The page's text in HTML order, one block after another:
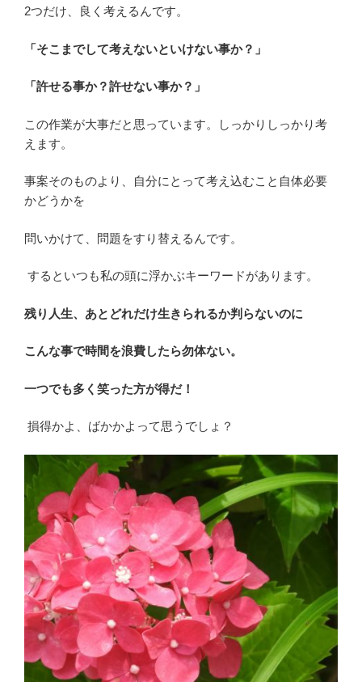
2つだけ、良く考えるんです。
「そこまでして考えないといけない事か？」
「許せる事か？許せない事か？」
この作業が大事だと思っています。しっかりしっかり考
えます。
事案そのものより、自分にとって考え込むこと自体必要
かどうかを
問いかけて、問題をすり替えるんです。
するといつも私の頭に浮かぶキーワードがあります。
残り人生、あとどれだけ生きられるか判らないのに
こんな事で時間を浪費したら勿体ない。
一つでも多く笑った方が得だ！
損得かよ、ばかかよって思うでしょ？